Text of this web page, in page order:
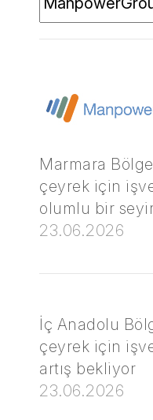
Marmara
çeyrek için
olumlu bir
23.06.2026
İç Anadolu
çeyrek için
artış bekliyor
23.06.2026